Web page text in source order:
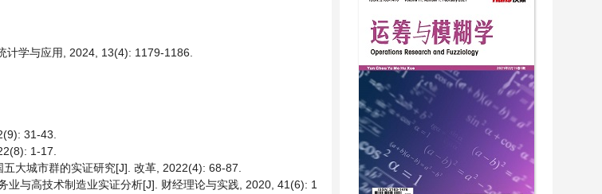
学与应用, 2024, 13(4): 1179-1186.
31-43.
1-17.
大城市群的实证研究[J]. 改革, 2022(4): 68-87.
与高技术制造业实证分析[J]. 财经理论与实践, 2020, 41(6): 1